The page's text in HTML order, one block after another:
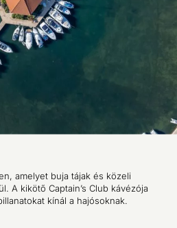
amelyet buja tájak és közeli
A kikötő Captain’s Club kávézója
kínál a hajósoknak.